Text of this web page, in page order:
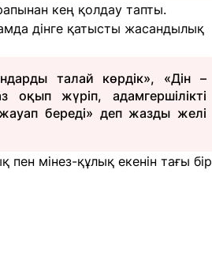
кең қолдау тапты.
дінге қатысты жасандылық
талай көрдік», «Дін –
оқып жүріп, адамгершілікті
береді» деп жазды желі
пен мінез-құлық екенін тағы бір